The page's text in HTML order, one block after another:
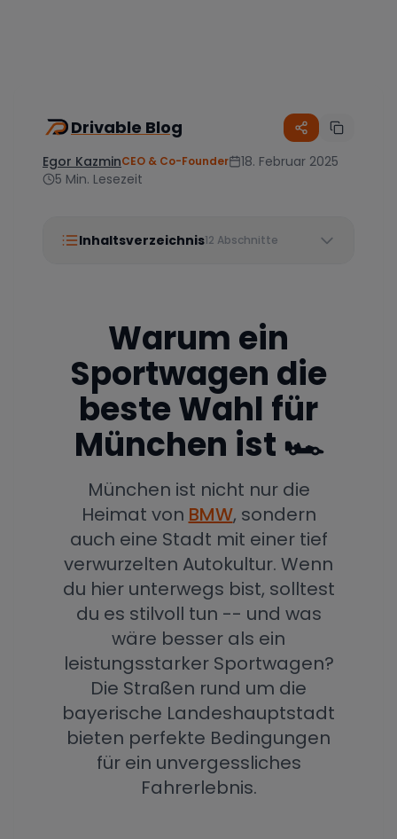
Drivable Blog
Egor KazminCEO & Co-Founder
18. Februar 2025
5 Min. Lesezeit
Inhaltsverzeichnis12 Abschnitte
Warum ein
Sportwagen die
beste Wahl für
München ist 🏎️
München ist nicht nur die
Heimat von BMW, sondern
auch eine Stadt mit einer tief
verwurzelten Autokultur. Wenn
du hier unterwegs bist, solltest
du es stilvoll tun -- und was
wäre besser als ein
leistungsstarker Sportwagen?
Die Straßen rund um die
bayerische Landeshauptstadt
bieten perfekte Bedingungen
für ein unvergessliches
Fahrerlebnis.